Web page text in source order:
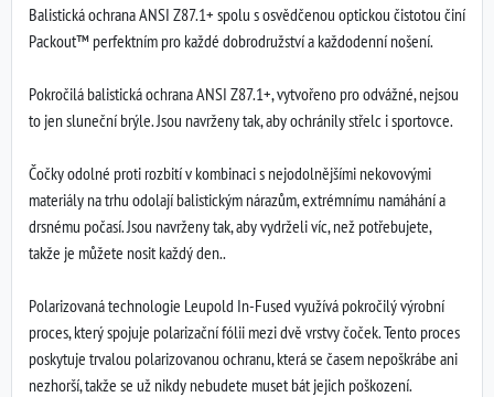
Balistická ochrana ANSI Z87.1+ spolu s osvědčenou optickou čistotou činí
Packout™ perfektním pro každé dobrodružství a každodenní nošení.
Pokročilá balistická ochrana ANSI Z87.1+, vytvořeno pro odvážné, nejsou
to jen sluneční brýle. Jsou navrženy tak, aby ochránily střelc i sportovce.
Čočky odolné proti rozbití v kombinaci s nejodolnějšími nekovovými
materiály na trhu odolají balistickým nárazům, extrémnímu namáhání a
drsnému počasí. Jsou navrženy tak, aby vydrželi víc, než potřebujete,
takže je můžete nosit každý den..
Polarizovaná technologie Leupold In-Fused využívá pokročilý výrobní
proces, který spojuje polarizační fólii mezi dvě vrstvy čoček. Tento proces
poskytuje trvalou polarizovanou ochranu, která se časem nepoškrábe ani
nezhorší, takže se už nikdy nebudete muset bát jejich poškození.